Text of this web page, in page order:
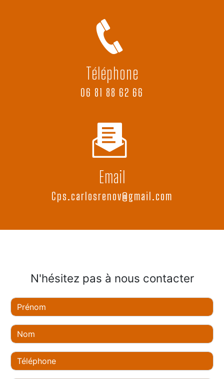
Téléphone
06 81 88 62 66
Email
cps.carlosrenov@gmail.com
N'hésitez pas à nous contacter